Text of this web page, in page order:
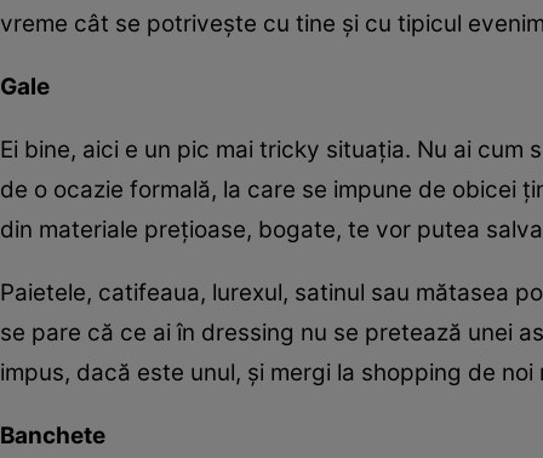
vreme cât se potrivește cu tine și cu tipicul
Gale
Ei bine, aici e un pic mai tricky situația. Nu ai
de o ocazie formală, la care se impune de obicei
din materiale prețioase, bogate, te vor putea
Paietele, catifeaua, lurexul, satinul sau mătasea
se pare că ce ai în dressing nu se pretează unei
impus, dacă este unul, și mergi la shopping de
Banchete